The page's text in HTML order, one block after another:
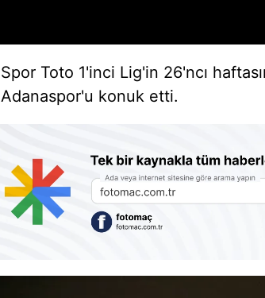
Spor Toto 1'inci Lig'in 26'ncı
Adanaspor'u konuk etti.